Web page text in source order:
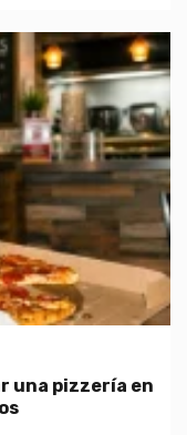
una pizzería en